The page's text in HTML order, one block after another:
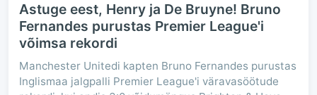
Astuge eest, Henry ja De Bruyne! Bruno
Fernandes purustas Premier League'i
võimsa rekordi
Manchester Unitedi kapten Bruno Fernandes purustas
Inglismaa jalgpalli Premier League'i väravasöötude